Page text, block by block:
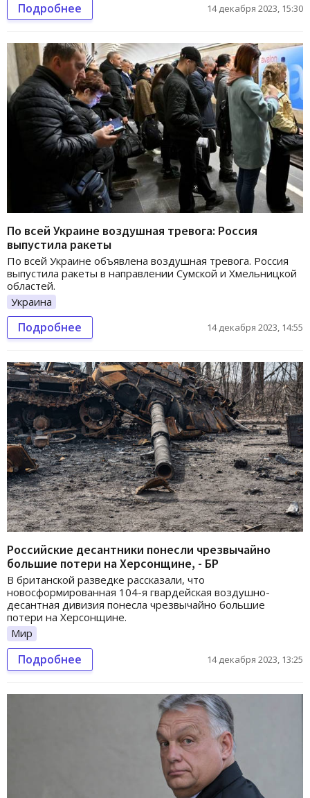
Подробнее 14 декабря 2023, 15:30
По всей Украине воздушная тревога: Россия
выпустила ракеты
По всей Украине объявлена воздушная тревога. Россия
выпустила ракеты в направлении Сумской и Хмельницкой
областей.
Украина
Подробнее 14 декабря 2023, 14:55
Российские десантники понесли чрезвычайно
большие потери на Херсонщине, - БР
В британской разведке рассказали, что
новосформированная 104-я гвардейская воздушно-
десантная дивизия понесла чрезвычайно большие
потери на Херсонщине.
Мир
Подробнее 14 декабря 2023, 13:25